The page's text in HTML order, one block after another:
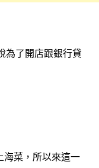
為了開店跟銀行貸
海菜，所以來這一